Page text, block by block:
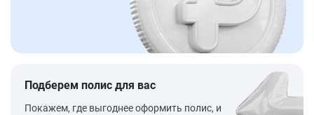
Подберем полис для вас
Покажем, где выгоднее оформить полис, и